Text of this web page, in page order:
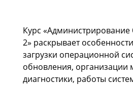
Курс «Администрирование
2» раскрывает
загрузки операционной
обновления, организации
диагностики, работы